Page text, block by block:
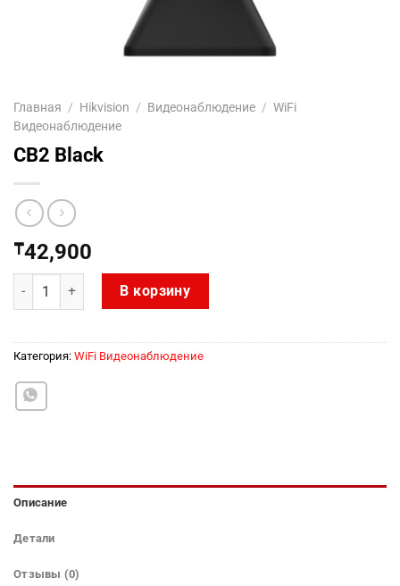
Главная / Hikvision / Видеонаблюдение / WiFi
Видеонаблюдение
CB2 Black
₸42,900
Количество товара CB2 Black
В корзину
Категория: WiFi Видеонаблюдение
Описание
Детали
Отзывы (0)